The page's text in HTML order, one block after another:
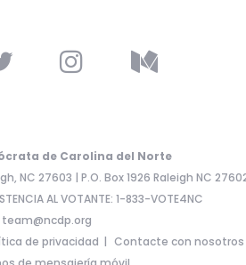
de Carolina del Norte
NC 27603 | P.O. Box 1926 Raleigh NC
AL VOTANTE: 1-833-VOTE4NC
team@ncdp.org
de privacidad
Contacte con nosotros